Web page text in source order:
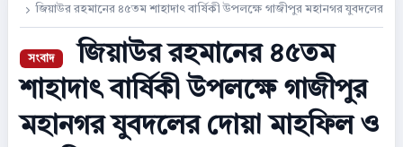
জিয়াউর রহমানের ৪৫তম শাহাদাৎ বার্ষিকী উপলক্ষে গাজীপুর মহানগর যুবদলের
জিয়াউর রহমানের ৪৫তম
শাহাদাৎ বার্ষিকী উপলক্ষে গাজীপুর
মহানগর যুবদলের দোয়া মাহফিল ও